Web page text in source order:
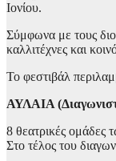
Ιονίου.
Σύμφωνα με τους
καλλιτέχνες και
Το φεστιβάλ
ΑΥΛΑΙΑ
8 θεατρικές ομάδες
Στο τέλος του